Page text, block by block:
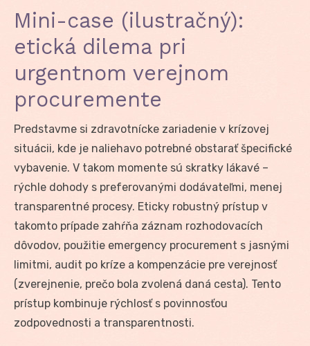
Mini-case (ilustračný):
etická dilema pri
urgentnom verejnom
procuremente
Predstavme si zdravotnícke zariadenie v krízovej
situácii, kde je naliehavo potrebné obstarať špecifické
vybavenie. V takom momente sú skratky lákavé –
rýchle dohody s preferovanými dodávateľmi, menej
transparentné procesy. Eticky robustný prístup v
takomto prípade zahŕňa záznam rozhodovacích
dôvodov, použitie emergency procurement s jasnými
limitmi, audit po kríze a kompenzácie pre verejnosť
(zverejnenie, prečo bola zvolená daná cesta). Tento
prístup kombinuje rýchlosť s povinnosťou
zodpovednosti a transparentnosti.